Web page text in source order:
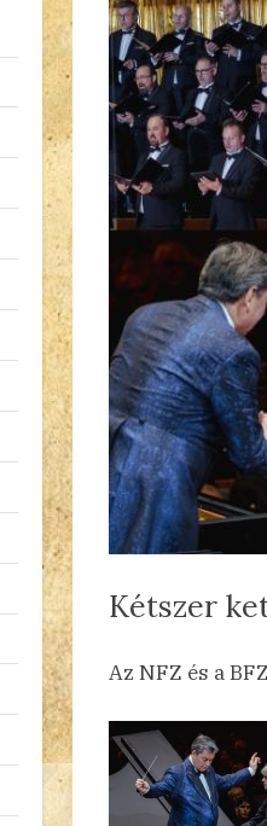
Kétszer
Posted
2025.10.17.
admin
Nincs
Az NFZ és a